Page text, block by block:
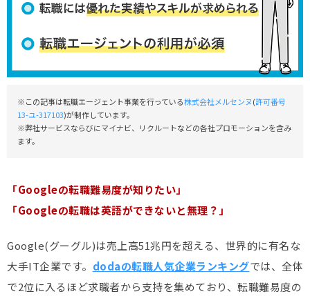
※この記事は転職エージェント事業を行っている株式会社メルセンヌ(許可番号
13-ユ-317103)が制作しています。
※弊社サービスならびにマイナビ、リクルートなどの各社プロモーションを含み
ます。
「Googleの転職難易度が知りたい」
「Googleの転職は英語ができないと無理？」
Google(グーグル)は売上高51兆円を超える、世界的に有名な
大手IT企業です。 dodaの転職人気企業ランキングでは、全体
で2位に入るほど求職者から支持を集めており、転職難易度の